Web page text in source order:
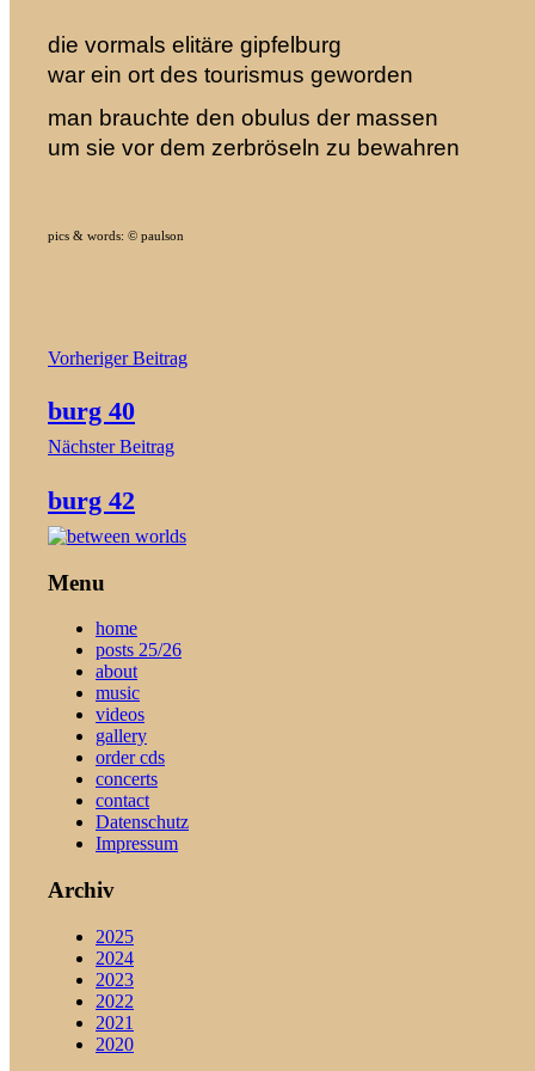
die vormals elitäre gipfelburg
war ein ort des tourismus geworden
man brauchte den obulus der massen
um sie vor dem zerbröseln zu bewahren
pics & words: © paulson
Beitragsnavigation
Vorheriger Beitrag
burg 40
Nächster Beitrag
burg 42
Menu
home
posts 25/26
about
music
videos
gallery
order cds
concerts
contact
Datenschutz
Impressum
Archiv
2025
2024
2023
2022
2021
2020